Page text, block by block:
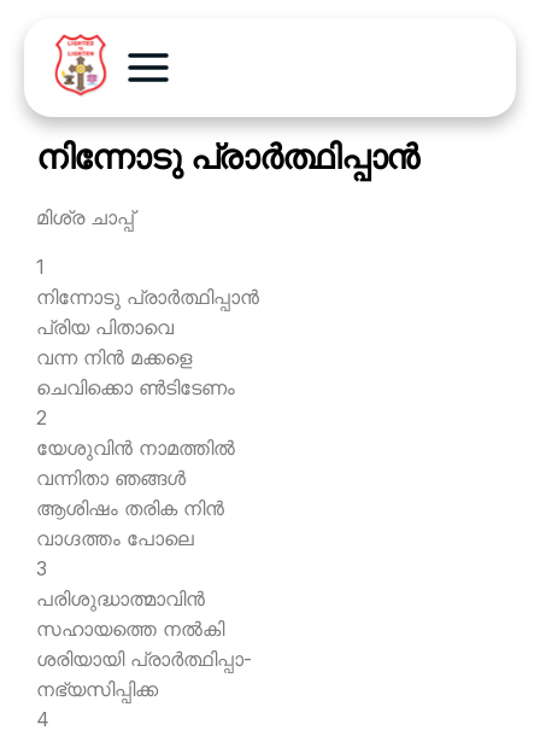
നിന്നോടു പ്രാര്‍ത്ഥിപ്പാന്‍
മിശ്ര ചാപ്പ്
1
നിന്നോടു പ്രാര്‍ത്ഥിപ്പാന്‍
പ്രിയ പിതാവെ
വന്ന നിന്‍ മക്കളെ
ചെവിക്കൊ ണ്‍ടിടേണം
2
യേശുവിന്‍ നാമത്തില്‍
വന്നിതാ ഞങ്ങള്‍
ആശിഷം തരിക നിന്‍
വാഗ്ദത്തം പോലെ
3
പരിശുദ്ധാത്മാവിന്‍
സഹായത്തെ നല്‍കി
ശരിയായി പ്രാര്‍ത്ഥിപ്പാ-
നഭ്യസിപ്പിക്ക
4